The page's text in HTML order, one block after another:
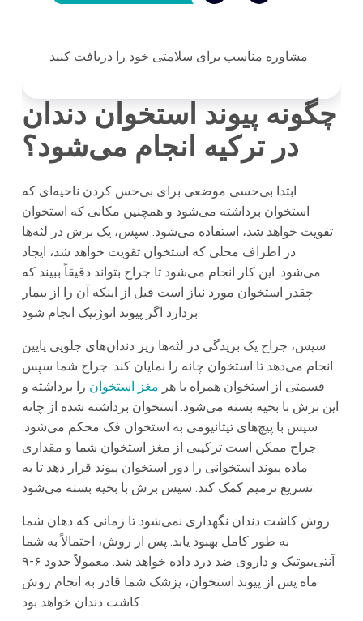
مشاوره مناسب برای سلامتی خود را دریافت کنید
چگونه پیوند استخوان دندان
در ترکیه انجام می‌شود؟
ابتدا بی‌حسی موضعی برای بی‌حس کردن ناحیه‌ای که
استخوان برداشته می‌شود و همچنین مکانی که استخوان
تقویت خواهد شد، استفاده می‌شود. سپس، یک برش در لثه‌ها
در اطراف محلی که استخوان تقویت خواهد شد، ایجاد
می‌شود. این کار انجام می‌شود تا جراح بتواند دقیقاً ببیند که
چقدر استخوان مورد نیاز است قبل از اینکه آن را از بیمار
بردارد اگر پیوند اتوژنیک انجام شود.
سپس، جراح یک بریدگی در لثه‌ها زیر دندان‌های جلویی پایین
انجام می‌دهد تا استخوان چانه را نمایان کند. جراح شما سپس
قسمتی از استخوان همراه با هر مغز استخوان را برداشته و
این برش با بخیه بسته می‌شود. استخوان برداشته شده از چانه
سپس با پیچ‌های تیتانیومی به استخوان فک محکم می‌شود.
جراح ممکن است ترکیبی از مغز استخوان شما و مقداری
ماده پیوند استخوانی را دور استخوان پیوند قرار دهد تا به
تسریع ترمیم کمک کند. سپس برش با بخیه بسته می‌شود.
روش کاشت دندان نگهداری نمی‌شود تا زمانی که دهان شما
به طور کامل بهبود یابد. پس از روش، احتمالاً به شما
آنتی‌بیوتیک و داروی ضد درد داده خواهد شد. معمولاً حدود ۶-۹
ماه پس از پیوند استخوان، پزشک شما قادر به انجام روش
کاشت دندان خواهد بود.